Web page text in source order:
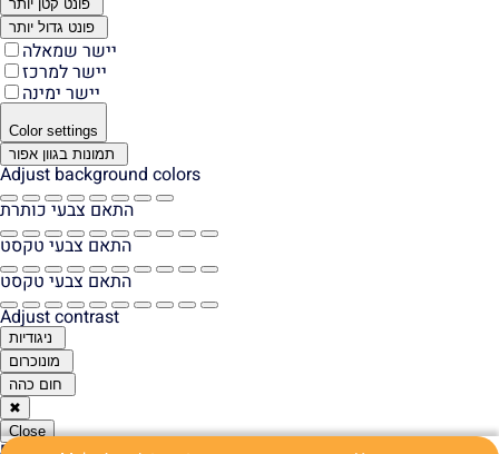
פונט קטן יותר
פונט גדול יותר
יישר שמאלה
יישר למרכז
יישר ימינה
Color settings
תמונות בגוון אפור
Adjust background colors
התאם צבעי כותרת
התאם צבעי טקסט
התאם צבעי טקסט
Adjust contrast
ניגודיות
מונוכרום
חום כהה
✖
Close